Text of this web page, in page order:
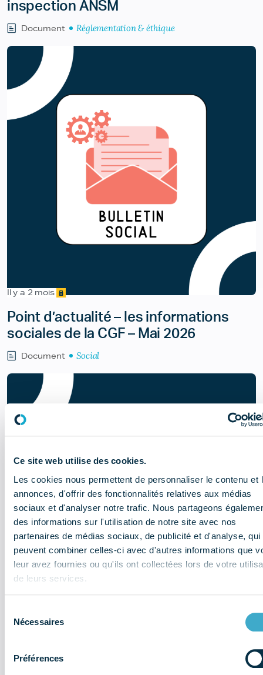
Ce site web utilise des cookies.
Les cookies nous permettent de personnaliser le contenu et
annonces, d'offrir des fonctionnalités relatives aux médias
sociaux et d'analyser notre trafic. Nous partageons
des informations sur l'utilisation de notre site avec nos
partenaires de médias sociaux, de publicité et d'analyse, qui
peuvent combiner celles-ci avec d'autres informations que
leur avez fournies ou qu'ils ont collectées lors de votre
de leurs services.
Nécessaires
Préférences
inspection ANSM
Document Réglementation & éthique
Il y a 2 mois
Point d’actualité – les informations
sociales de la CGF – Mai 2026
Document Social
Il y a 3 mois
économiques à retenir du 1er